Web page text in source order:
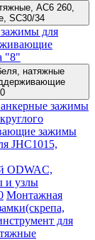
AC6 260,
SC30/34
для
"8"
натяжные
зажимы
зажимы
JHC1015,
ODWAC,
и узлы
Монтажная
для